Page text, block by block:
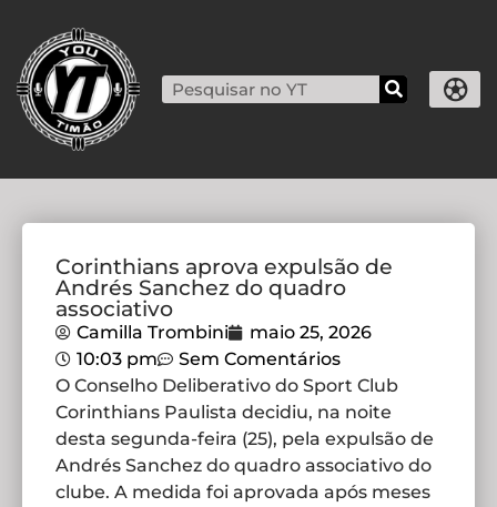
Corinthians aprova expulsão de
Andrés Sanchez do quadro
associativo
Camilla Trombini
maio 25, 2026
10:03 pm
Sem Comentários
O Conselho Deliberativo do Sport Club
Corinthians Paulista decidiu, na noite
desta segunda-feira (25), pela expulsão de
Andrés Sanchez do quadro associativo do
clube. A medida foi aprovada após meses